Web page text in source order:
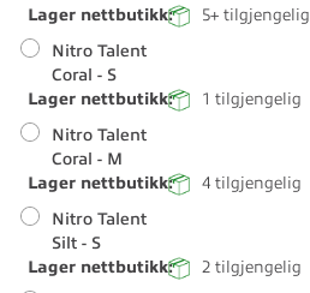
Lager nettbutikk: 5+ tilgjengelig
Nitro Talent
Coral - S
Lager nettbutikk: 1 tilgjengelig
Nitro Talent
Coral - M
Lager nettbutikk: 4 tilgjengelig
Nitro Talent
Silt - S
Lager nettbutikk: 2 tilgjengelig